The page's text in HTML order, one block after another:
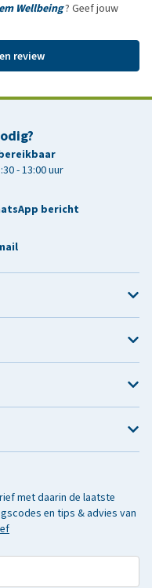
Wellbeing? Geef jouw
review
- 13:00 uur
bericht
met daarin de laatste
en tips & advies van